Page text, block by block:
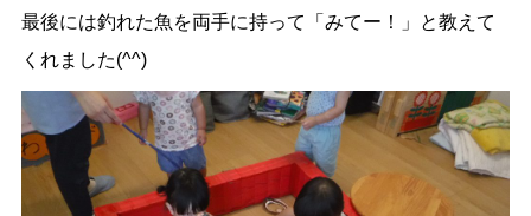
最後には釣れた魚を両手に持って「みてー！」と教えて
くれました(^^)